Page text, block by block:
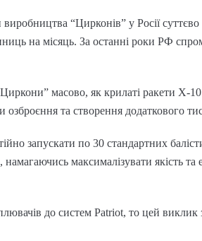
“Цирконів” у Росії
на місяць. За останні роки РФ
масово, як крилаті ракети Х-
озброєння та створення додаткового
запускати по 30 стандартних
максималізувати якість та
до систем Patriot, то цей